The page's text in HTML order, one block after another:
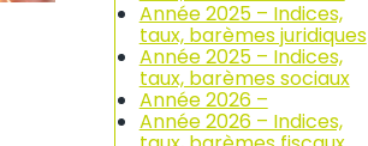
Année 2025 – Indices,
taux, barèmes juridiques
Année 2025 – Indices,
taux, barèmes sociaux
Année 2026 –
Année 2026 – Indices,